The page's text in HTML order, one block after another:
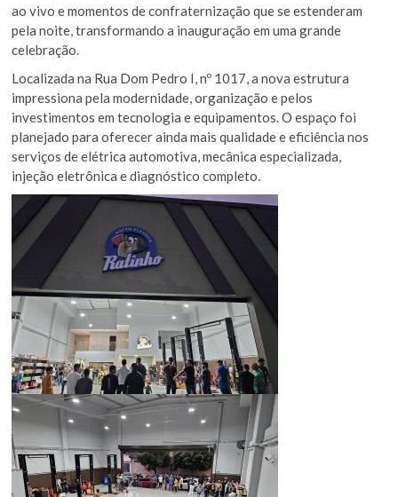
ao vivo e momentos de confraternização que se estenderam
pela noite, transformando a inauguração em uma grande
celebração.
Localizada na Rua Dom Pedro I, nº 1017, a nova estrutura
impressiona pela modernidade, organização e pelos
investimentos em tecnologia e equipamentos. O espaço foi
planejado para oferecer ainda mais qualidade e eficiência nos
serviços de elétrica automotiva, mecânica especializada,
injeção eletrônica e diagnóstico completo.